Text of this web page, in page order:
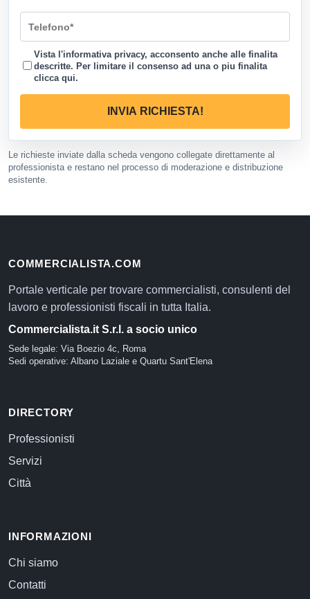
Vista l'informativa privacy, acconsento anche alle finalita
descritte. Per limitare il consenso ad una o piu finalita
clicca qui.
INVIA RICHIESTA!
Le richieste inviate dalla scheda vengono collegate direttamente al
professionista e restano nel processo di moderazione e distribuzione
esistente.
COMMERCIALISTA.COM
Portale verticale per trovare commercialisti, consulenti del
lavoro e professionisti fiscali in tutta Italia.
Commercialista.it S.r.l. a socio unico
Sede legale: Via Boezio 4c, Roma
Sedi operative: Albano Laziale e Quartu Sant'Elena
DIRECTORY
Professionisti
Servizi
Città
INFORMAZIONI
Chi siamo
Contatti